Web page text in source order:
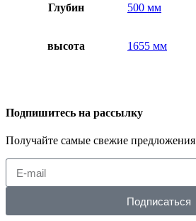
Глубин 500 мм
высота 1655 мм
Подпишитесь на рассылку
Получайте самые свежие предложения
Подписаться